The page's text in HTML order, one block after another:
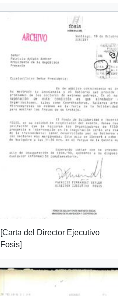
[Carta del Director Ejecutivo
Fosis]